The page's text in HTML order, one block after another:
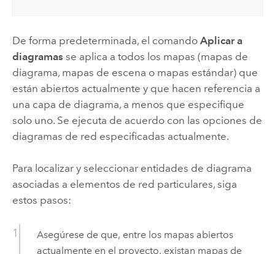
De forma predeterminada, el comando Aplicar a
diagramas se aplica a todos los mapas (mapas de
diagrama, mapas de escena o mapas estándar) que
están abiertos actualmente y que hacen referencia a
una capa de diagrama, a menos que especifique
solo uno. Se ejecuta de acuerdo con las opciones de
diagramas de red especificadas actualmente.
Para localizar y seleccionar entidades de diagrama
asociadas a elementos de red particulares, siga
estos pasos:
Asegúrese de que, entre los mapas abiertos
actualmente en el proyecto, existan mapas de